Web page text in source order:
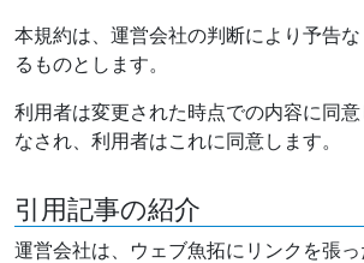
本規約は、運営会社の判断により予告
るものとします。
利用者は変更された時点での内容に同
なされ、利用者はこれに同意します。
引用記事の紹介
運営会社は、ウェブ魚拓にリンクを張